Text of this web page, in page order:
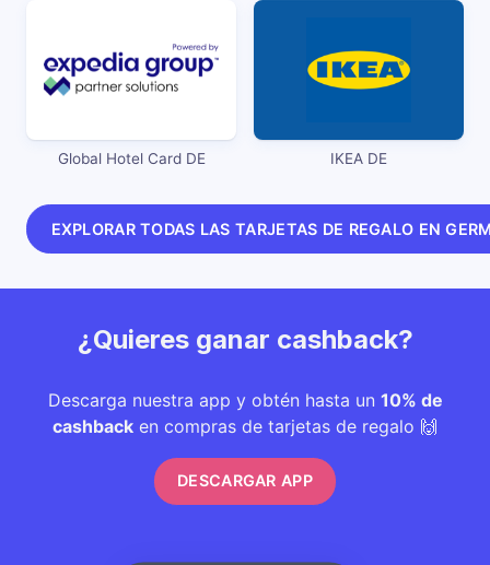
Global Hotel Card DE IKEA DE
EXPLORAR TODAS LAS TARJETAS DE REGALO EN
¿Quieres ganar cashback?
Descarga nuestra app y obtén hasta un 10% de
cashback en compras de tarjetas de regalo 🙌
DESCARGAR APP